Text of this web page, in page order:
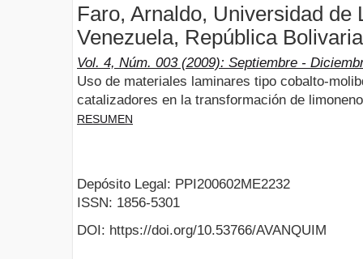
Faro, Arnaldo, Universidad de
Venezuela, República
Vol. 4, Núm. 003 (2009): Septiembre -
Uso de materiales laminares tipo cobalto-
catalizadores en la transformación de limoneno
RESUMEN
Depósito Legal: PPI200602ME2232
ISSN: 1856-5301
DOI: https://doi.org/10.53766/AVANQUIM